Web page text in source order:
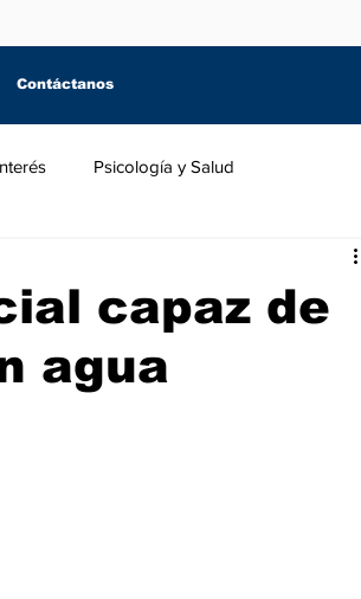
Contáctanos
Psicología y Salud
capaz de
agua